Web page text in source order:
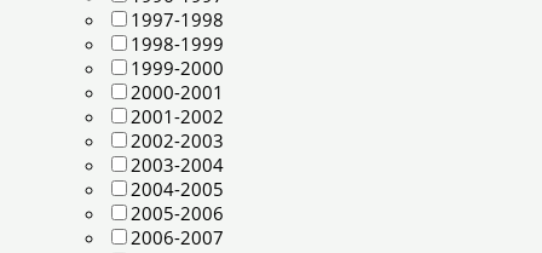
1997-1998
1998-1999
1999-2000
2000-2001
2001-2002
2002-2003
2003-2004
2004-2005
2005-2006
2006-2007